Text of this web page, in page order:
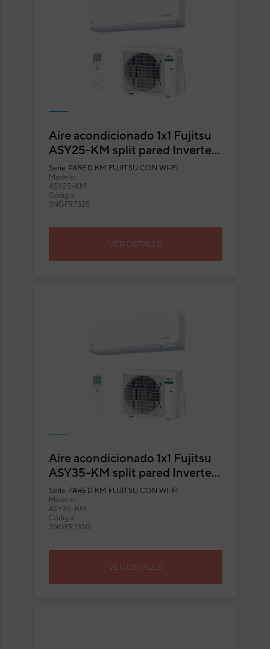
Aire acondicionado 1x1 Fujitsu
ASY25-KM split pared Inverter
con Wi-Fi incluido
Serie PARED KM FUJITSU CON WI-FI
Modelo:
ASY25-KM
Código:
3NGF97325
VER DETALLE
Aire acondicionado 1x1 Fujitsu
ASY35-KM split pared Inverter
con Wi-Fi incluido
Serie PARED KM FUJITSU CON WI-FI
Modelo:
ASY35-KM
Código:
3NGF97330
VER DETALLE